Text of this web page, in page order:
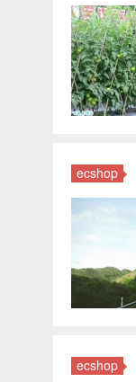
ecshop
ecshop